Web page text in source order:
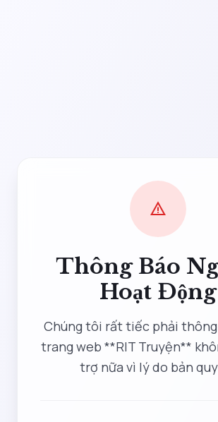
warning
Thông Báo
Hoạt Động
Chúng tôi rất tiếc phải
trang web **RIT Truyện**
trợ nữa vì lý do bản